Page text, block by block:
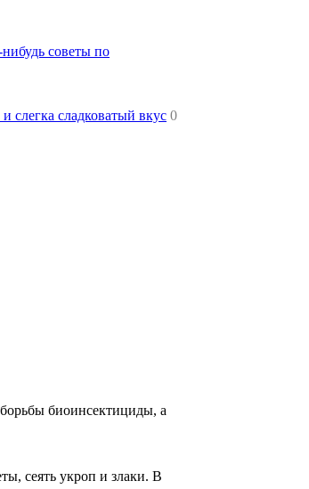
советы по
слегка сладковатый вкус 0
биоинсектициды, а
укроп и злаки. В